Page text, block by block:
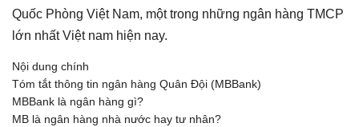
Quốc Phòng Việt Nam, một trong những ngân hàng TMCP
lớn nhất Việt nam hiện nay.
Nội dung chính
Tóm tắt thông tin ngân hàng Quân Đội (MBBank)
MBBank là ngân hàng gì?
MB là ngân hàng nhà nước hay tư nhân?